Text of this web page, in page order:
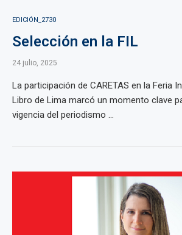
EDICIÓN_2730
Selección en la FIL
24 julio, 2025
La participación de CARETAS en la Feria
Libro de Lima marcó un momento clave
vigencia del periodismo ...